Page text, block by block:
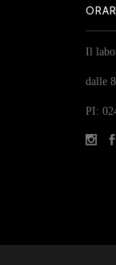
Il
dalle
PI: